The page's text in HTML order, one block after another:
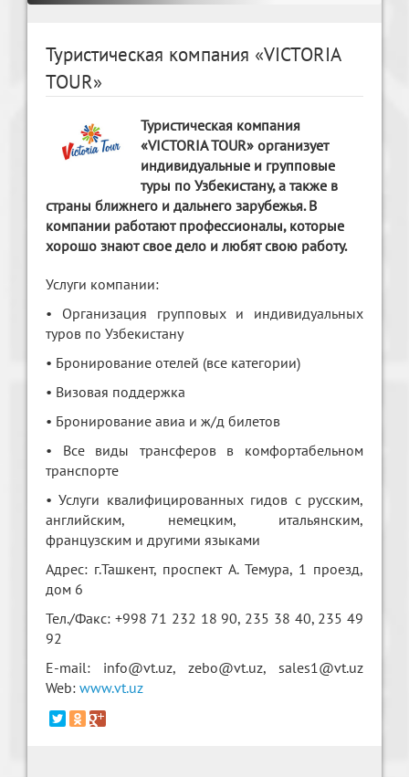
Туристическая компания «VICTORIA
TOUR»
Туристическая компания
«VICTORIA TOUR» организует
индивидуальные и групповые
туры по Узбекистану, а также в
страны ближнего и дальнего зарубежья. В
компании работают профессионалы, которые
хорошо знают свое дело и любят свою работу.
Услуги компании:
• Организация групповых и индивидуальных
туров по Узбекистану
• Бронирование отелей (все категории)
• Визовая поддержка
• Бронирование авиа и ж/д билетов
• Все виды трансферов в комфортабельном
транспорте
• Услуги квалифицированных гидов с русским,
английским, немецким, итальянским,
французским и другими языками
Адрес: г.Ташкент, проспект А. Темура, 1 проезд,
дом 6
Тел./Факс: +998 71 232 18 90, 235 38 40, 235 49
92
E-mail: info@vt.uz, zebo@vt.uz, sales1@vt.uz
Web: www.vt.uz